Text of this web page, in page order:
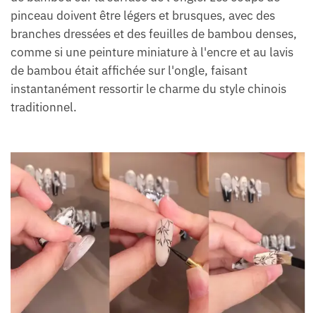
pinceau doivent être légers et brusques, avec des
branches dressées et des feuilles de bambou denses,
comme si une peinture miniature à l'encre et au lavis
de bambou était affichée sur l'ongle, faisant
instantanément ressortir le charme du style chinois
traditionnel.